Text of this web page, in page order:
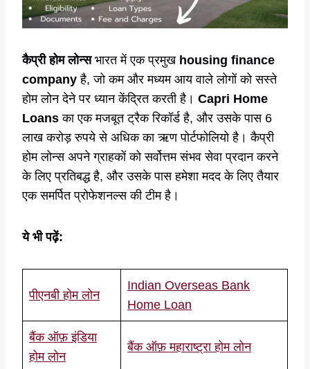
कैप्री होम लोन्स भारत में एक प्रमुख housing finance
company है, जो कम और मध्यम आय वाले लोगों को सस्ते
होम लोन देने पर ध्यान केंद्रित करती है। Capri Home
Loans का एक मजबूत ट्रैक रिकॉर्ड है, और उसके पास 6
लाख करोड़ रुपये से अधिक का ऋण पोर्टफोलियो है। कैप्री
होम लोन्स अपने ग्राहकों को सर्वोत्तम संभव सेवा प्रदान करने
के लिए प्रतिबद्ध है, और उसके पास हमेशा मदद के लिए तैयार
एक समर्पित प्रोफेशनल्स की टीम है।
ये भी पढ़ें:
पीएनबी होम लोन
Indian Overseas Bank
Home Loan
बैंक ऑफ़ इंडिया
होम लोन
बैंक ऑफ़ महाराष्ट्रा होम लोन